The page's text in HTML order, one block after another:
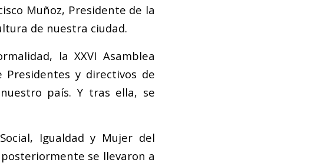
Muñoz, Presidente de la
de nuestra ciudad.
la XXVI Asamblea
Presidentes y directivos de
país. Y tras ella, se
Igualdad y Mujer del
se llevaron a